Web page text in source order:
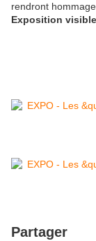
rendront
Exposition
Partager